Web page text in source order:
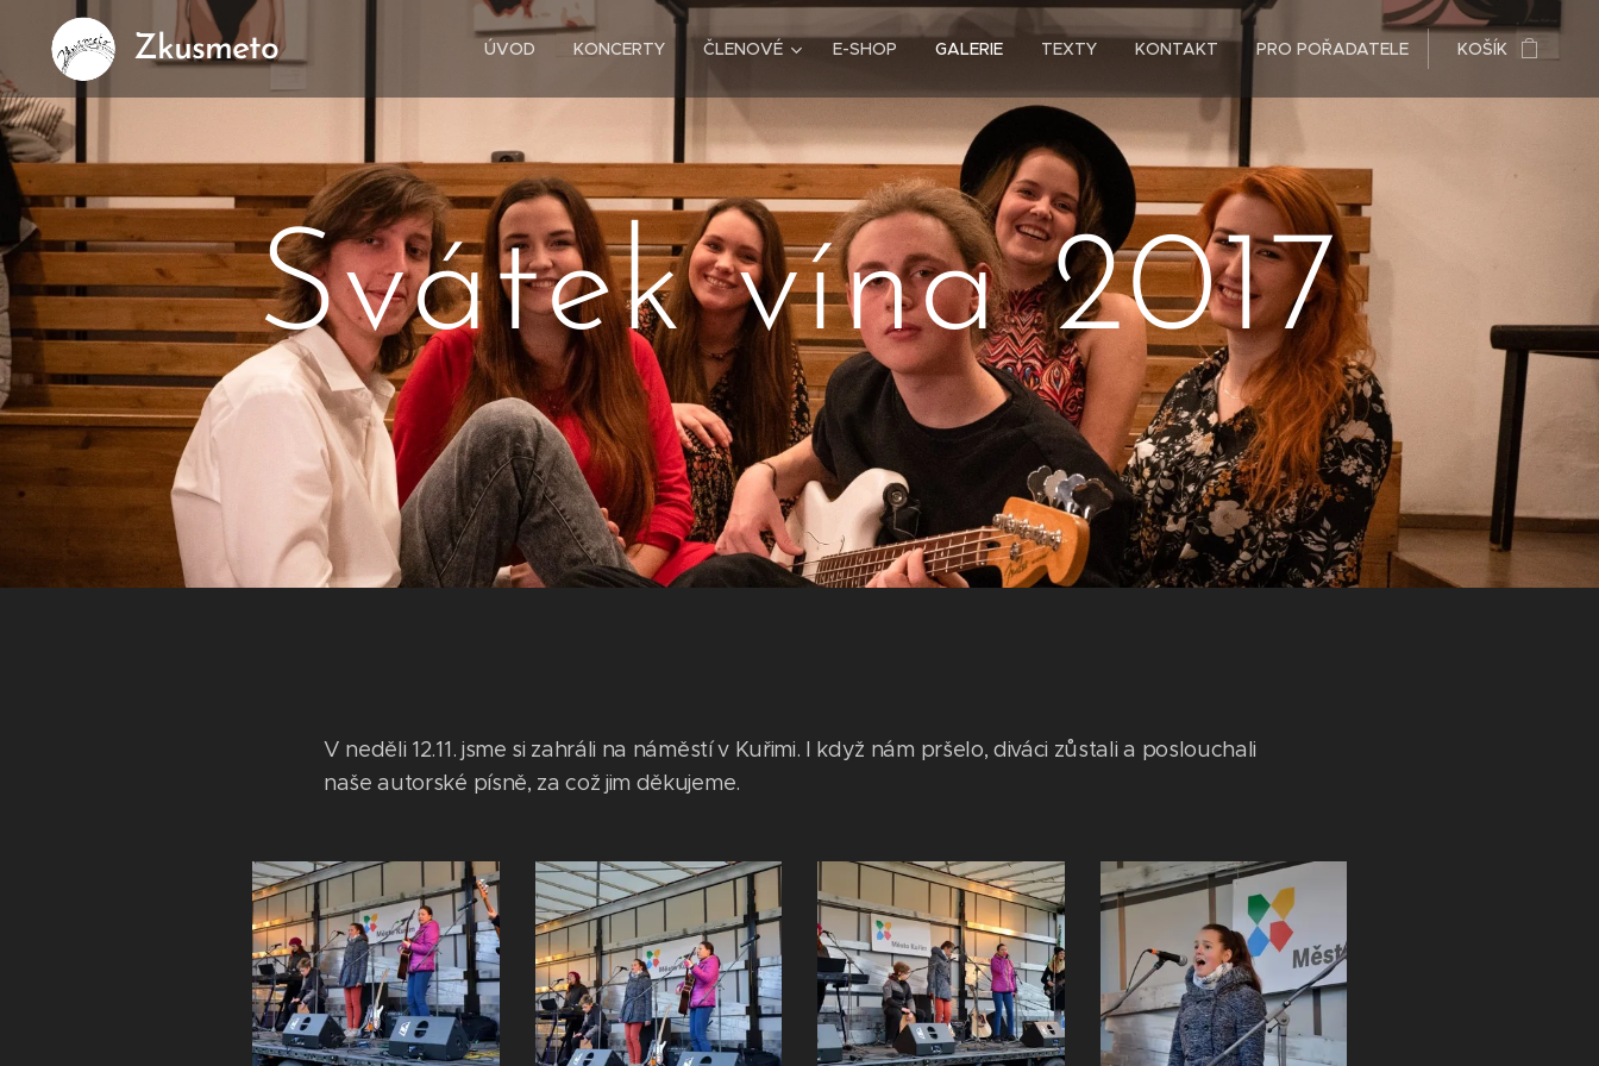
Zkusmeto ÚVOD KONCERTY ČLENOVÉ E-SHOP GALERIE TEXTY KONTAKT PRO POŘADATELE KOŠÍK
Svátek vína 2017
V neděli 12.11. jsme si zahráli na náměstí v Kuřimi. I když nám pršelo, diváci zůstali a poslouchali
naše autorské písně, za což jim děkujeme.